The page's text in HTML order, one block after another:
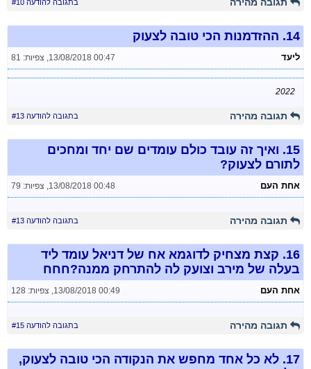
בתגובה להודעה #10
14. ההזדמנות הכי טובה לצעוק
ליעד 13/08/2018 00:47
, צפיות: 81
2022
תגובה מהירה בתגובה להודעה #13
15. ואיך זה עובד כולם עומדים שם יחד ומחכים
לתורם לצעוק?
אחת העם 13/08/2018 00:48
, צפיות: 79
תגובה מהירה בתגובה להודעה #13
16. קצת מצחיק לדוגמא אח של דניאל עומד ליד
בעלה של מירב וצועק לה להתרחק ממנה?חחח
אחת העם 13/08/2018 00:49
, צפיות: 128
תגובה מהירה בתגובה להודעה #15
17. לא כל אחד מחפש את הנקודה הכי טובה לצעוק,